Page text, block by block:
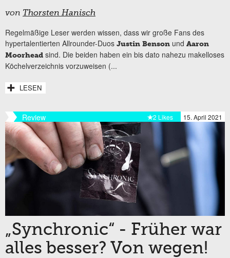
von Thorsten Hanisch
Regelmäßige Leser werden wissen, dass wir große Fans des
hypertalentierten Allrounder-Duos Justin Benson und Aaron
Moorhead sind. Die beiden haben ein bis dato nahezu makelloses
Köchelverzeichnis vorzuweisen (...
LESEN
Review 15. April 2021
2 Likes
„Synchronic“ - Früher war
alles besser? Von wegen!